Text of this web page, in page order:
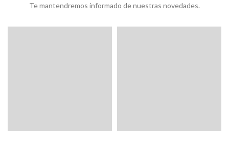
Te mantendremos informado de nuestras novedades.